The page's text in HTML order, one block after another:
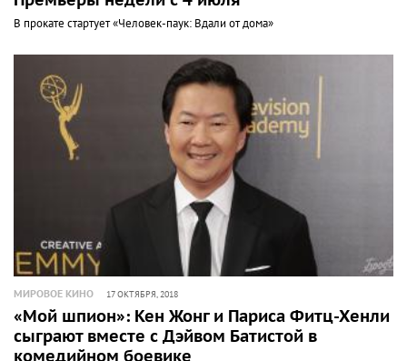
В прокате стартует «Человек-паук: Вдали от дома»
МИРОВОЕ КИНО 17 ОКТЯБРЯ, 2018
«Мой шпион»: Кен Жонг и Париса Фитц-Хенли
сыграют вместе с Дэйвом Батистой в
комедийном боевике